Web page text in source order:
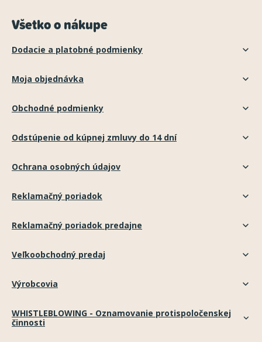
Všetko o nákupe
Dodacie a platobné podmienky
Moja objednávka
Obchodné podmienky
Odstúpenie od kúpnej zmluvy do 14 dní
Ochrana osobných údajov
Reklamačný poriadok
Reklamačný poriadok predajne
Veľkoobchodný predaj
Výrobcovia
WHISTLEBLOWING - Oznamovanie protispoločenskej
činnosti